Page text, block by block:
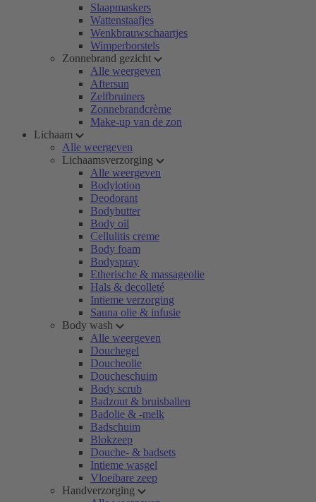
Slaapmaskers
Wattenstaafjes
Wenkbrauwschaartjes
Wimperborstels
Zonnebrand gezicht
Alle weergeven
Aftersun
Zelfbruiners
Zonnebrandcrème
Make-up van de zon
Lichaam
Alle weergeven
Lichaamsverzorging
Alle weergeven
Bodylotion
Deodorant
Bodybutter
Body oil
Cellulitis creme
Body foam
Bodyspray
Etherische & massageolie
Hals & decolleté
Intieme verzorging
Sauna olie & infusie
Body wash
Alle weergeven
Douchegel
Doucheolie
Doucheschuim
Body scrub
Badzout & bruisballen
Badolie & -melk
Badschuim
Blokzeep
Douche- & badsets
Intieme wasgel
Vloeibare zeep
Handverzorging